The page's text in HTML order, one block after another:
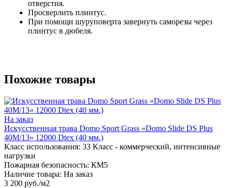
отверстия.
Просверлить плинтус.
При помощи шуруповерта завернуть саморезы через
плинтус в дюбеля.
Похожие товары
На заказ
Искусственная трава Domo Sport Grass «Domo Slide DS Plus
40M/13» 12000 Dtex (40 мм.)
Класс использования: 33 Класс - коммерческий, интенсивные
нагрузки
Пожарная безопасность: КМ5
Наличие товара: На заказ
3 200 руб./м2